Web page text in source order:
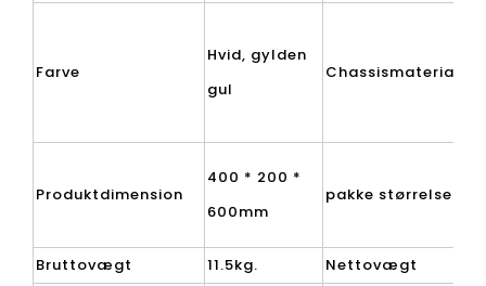
Farve
Hvid, gylden
gul
Chassismateriale.
Produktdimension
400 * 200 *
600mm
pakke størrelse
Bruttovægt
11.5kg. Nettovægt